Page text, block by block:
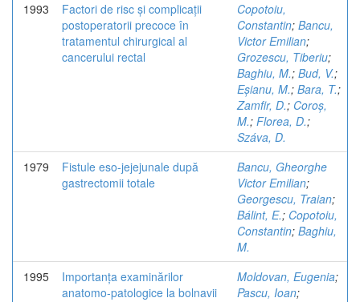
1993
Factori de risc și complicații
postoperatorii precoce în
tratamentul chirurgical al
cancerului rectal
Copotoiu,
Constantin; Bancu,
Victor Emilian;
Grozescu, Tiberiu;
Baghiu, M.; Bud, V.;
Eșianu, M.; Bara, T.;
Zamfir, D.; Coroș,
M.; Florea, D.;
Száva, D.
1979
Fistule eso-jejejunale după
gastrectomii totale
Bancu, Gheorghe
Victor Emilian;
Georgescu, Traian;
Bálint, E.; Copotoiu,
Constantin; Baghiu,
M.
1995
Importanța examinărilor
anatomo-patologice la bolnavii
Moldovan, Eugenia;
Pascu, Ioan;